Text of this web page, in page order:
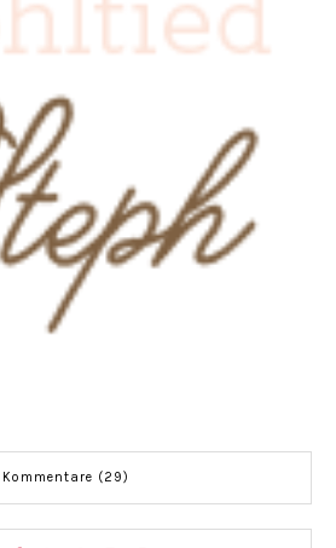
Kommentare (29)